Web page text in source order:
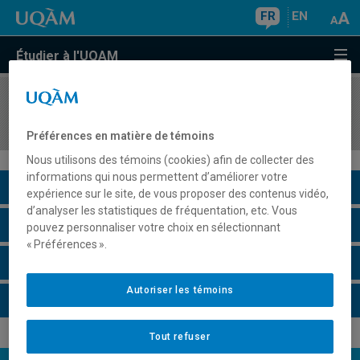
FR EN
Étudier à l'UQAM
COURS//
Description du cours
Horaire - Été 2026
Préférences en matière de témoins
Nous utilisons des témoins (cookies) afin de collecter des
informations qui nous permettent d’améliorer votre
expérience sur le site, de vous proposer des contenus vidéo,
d’analyser les statistiques de fréquentation, etc. Vous
pouvez personnaliser votre choix en sélectionnant
« Préférences ».
Tout refuser
Autoriser les témoins